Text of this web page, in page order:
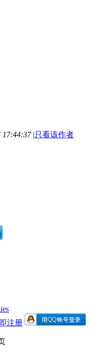
17:44:37 |只看该作者
注册